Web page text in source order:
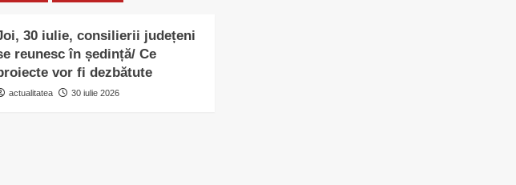
30 iulie, consilierii județeni
reunesc în ședință/ Ce
vor fi dezbătute
actualitatea 30 iulie 2026